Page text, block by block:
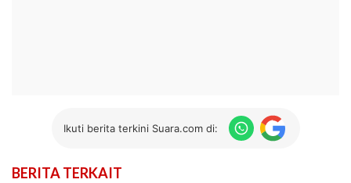
Ikuti berita terkini Suara.com di:
BERITA TERKAIT